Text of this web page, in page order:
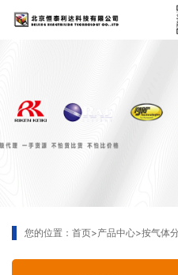
您的位置： 首页>产品中心>按气体